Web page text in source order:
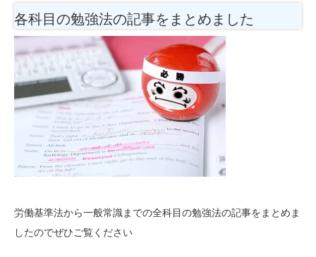
各科目の勉強法の記事をまとめました
労働基準法から一般常識までの全科目の勉強法の記事をまとめま
したのでぜひご覧ください